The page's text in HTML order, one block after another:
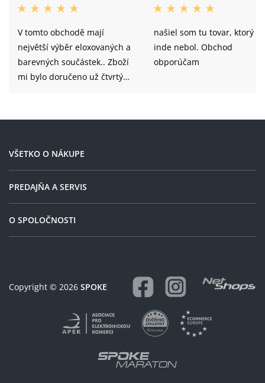
V tomto obchodě mají
největší výběr eloxovaných a
barevných součástek.. Zboží
mi bylo doručeno už čtvrtý
skladem.. Proto všem
našiel som tu tovar, ktorý
inde nebol. Obchod
obporúčam
VŠETKO O NÁKUPE
PREDAJŇA A SERVIS
O SPOLOČNOSTI
Copyright © 2026 SPOKE